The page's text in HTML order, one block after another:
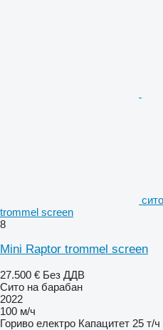
trommel screen
8
Mini Raptor trommel screen
27.500 € Без ДДВ
Сито на барабан
2022
100 м/ч
Гориво електро Капацитет 25 т/ч